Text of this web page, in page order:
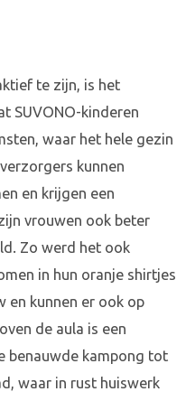
te zijn, is het
SUVONO-kinderen
waar het hele gezin
kunnen
en krijgen een
vrouwen ook beter
Zo werd het ook
in hun oranje shirtjes
en kunnen er ook op
de aula is een
benauwde kampong tot
waar in rust huiswerk